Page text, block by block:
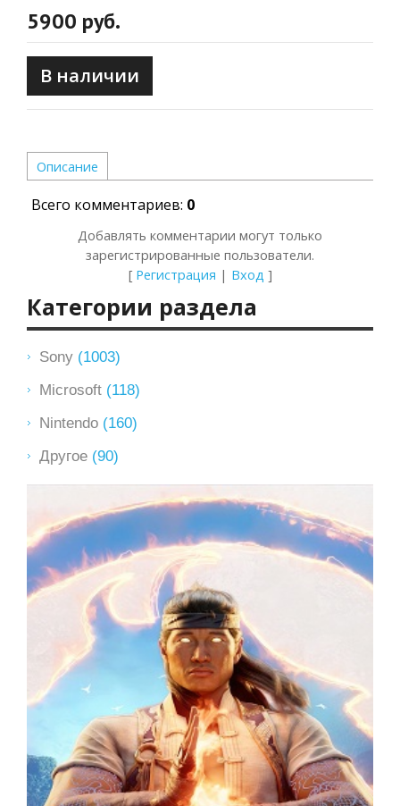
5900 руб.
В наличии
Описание
Всего комментариев: 0
Добавлять комментарии могут только
зарегистрированные пользователи.
[ Регистрация | Вход ]
Категории раздела
Sony (1003)
Microsoft (118)
Nintendo (160)
Другое (90)